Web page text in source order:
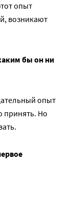
опыт
возникают
бы он ни
опыт
принять. Но